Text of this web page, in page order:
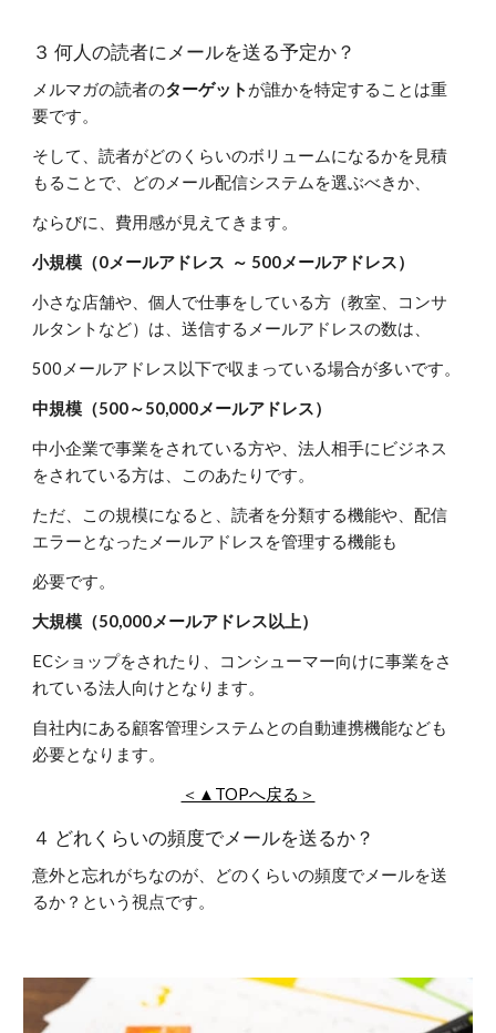
３ 何人の読者にメールを送る予定か？
メルマガの読者のターゲット が誰かを特定することは重
要です。
そして、読者がどのくらいのボリュームになるかを見積
もることで、どのメール配信システムを選ぶべきか、
ならびに、費用感が見えてきます。
小規模（0メールアドレス ～ 500メールアドレス）
小さな店舗や、個人で仕事をしている方（教室、コンサ
ルタントなど）は、送信するメールアドレスの数は、
500メールアドレス以下で収まっている場合が多いです。
中規模（500～50,000メールアドレス）
中小企業で事業をされている方や、法人相手にビジネス
をされている方は、このあたりです。
ただ、この規模になると、読者を分類する機能や、配信
エラーとなったメールアドレスを管理する機能も
必要です。
大規模（50,000メールアドレス以上）
ECショップをされたり、コンシューマー向けに事業をさ
れている法人向けとなります。
自社内にある顧客管理システムとの自動連携機能なども
必要となります。
＜▲TOPへ戻る＞
４ どれくらいの頻度でメールを送るか？
意外と忘れがちなのが、どのくらいの頻度でメールを送
るか？という視点です。